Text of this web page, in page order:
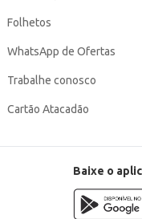
Folhetos
WhatsApp de Ofertas
Trabalhe conosco
Cartão Atacadão
Baixe o